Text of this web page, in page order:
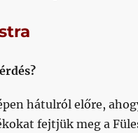
hátulról előre,
fejtjük meg a